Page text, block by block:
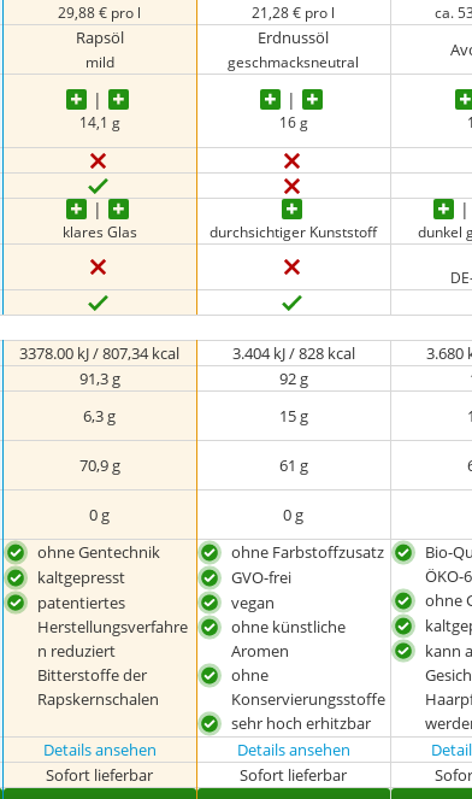
29,88 € pro l 21,28 € pro l ca.
Rapsöl
mild
Erdnussöl
geschmacksneutral
14,1 g 16 g
klares Glas durchsichtiger Kunststoff dunkel
3378.00 kJ / 807,34 kcal 3.404 kJ / 828 kcal 3.680
91,3 g 92 g
6,3 g 15 g
70,9 g 61 g
0 g 0 g
ohne Gentechnik
kaltgepresst
patentiertes
Herstellungsverfahre
n reduziert
Bitterstoffe der
Rapskernschalen
ohne Farbstoffzusatz
GVO-frei
vegan
ohne künstliche
Aromen
ohne
Konservierungsstoffe
sehr hoch erhitzbar
Bio-
ÖKO-
ohne
kann
Details ansehen Details ansehen
Sofort lieferbar Sofort lieferbar